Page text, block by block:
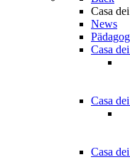
Casa
News
Casa
Casa
Casa